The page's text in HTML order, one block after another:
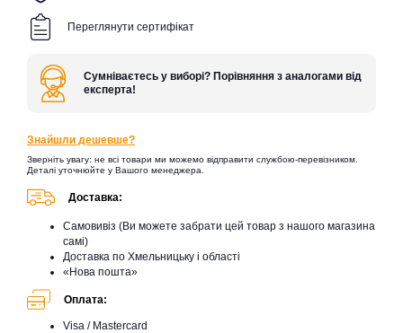
Переглянути сертифікат
Сумніваєтесь у виборі? Порівняння з аналогами від
експерта!
Знайшли дешевше?
Зверніть увагу: не всі товари ми можемо відправити службою-перевізником.
Деталі уточнюйте у Вашого менеджера.
Доставка:
Самовивіз (Ви можете забрати цей товар з нашого магазина
самі)
Доставка по Хмельницьку і області
«Нова пошта»
Оплата:
Visa / Mastercard